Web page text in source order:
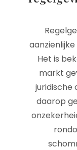
Het is
markt
juridische
daarop